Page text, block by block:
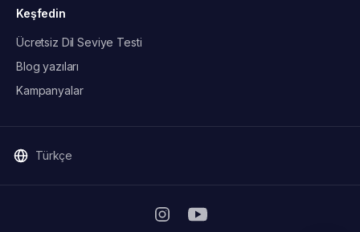
Keşfedin
Ücretsiz Dil Seviye Testi
Blog yazıları
Kampanyalar
Türkçe